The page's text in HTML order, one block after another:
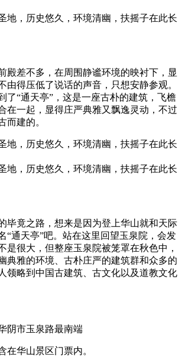
殿差不多，在周围静谧环境的映衬下，显
由得压低了说话的声音，只想安静参观。
了“通天亭”，这是一座古朴的建筑，飞檐
在一起，显得庄严典雅又飘逸灵动，不过
而建的。
毕竟之路，想来是因为登上华山就和天际
“通天亭”吧。站在这里回望玉泉院，会发
是很大，但整座玉泉院被笼罩在秋色中，
典雅的环境、古朴庄严的建筑群和众多的
领略到中国古建筑、古文化以及道教文化
阴市玉泉路最南端
在华山景区门票内。